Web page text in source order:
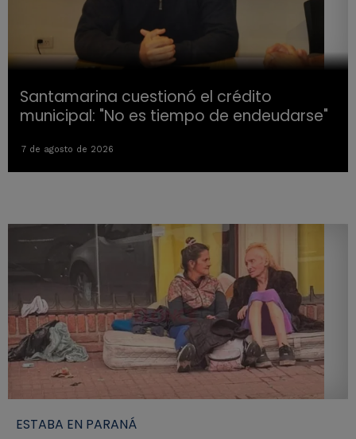
Santamarina cuestionó el crédito
municipal: "No es tiempo de endeudarse"
7 de agosto de 2026
ESTABA EN PARANÁ